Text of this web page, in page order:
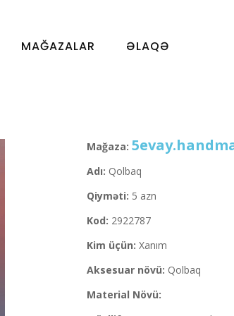
MAĞAZALAR ƏLAQƏ
Mağaza:
Adı: Qolbaq
Qiyməti: 5 azn
Kod: 2922787
Kim üçün: Xanım
Aksesuar növü: Qolbaq
Material Növü: